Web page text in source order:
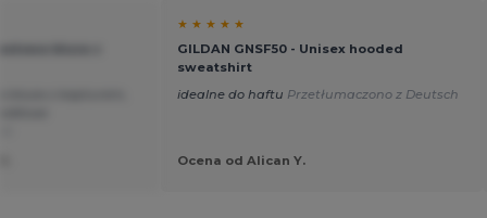
★ ★ ★ ★ ★
GILDAN GNSF50 - Unisex hooded
sweatshirt
idealne do haftu Przetłumaczono z Deutsch
Ocena od Alican Y.